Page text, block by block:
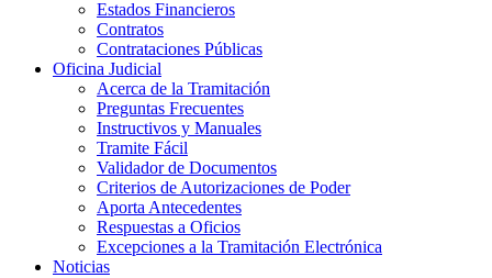
Estados Financieros
Contratos
Contrataciones Públicas
Oficina Judicial
Acerca de la Tramitación
Preguntas Frecuentes
Instructivos y Manuales
Tramite Fácil
Validador de Documentos
Criterios de Autorizaciones de Poder
Aporta Antecedentes
Respuestas a Oficios
Excepciones a la Tramitación Electrónica
Noticias